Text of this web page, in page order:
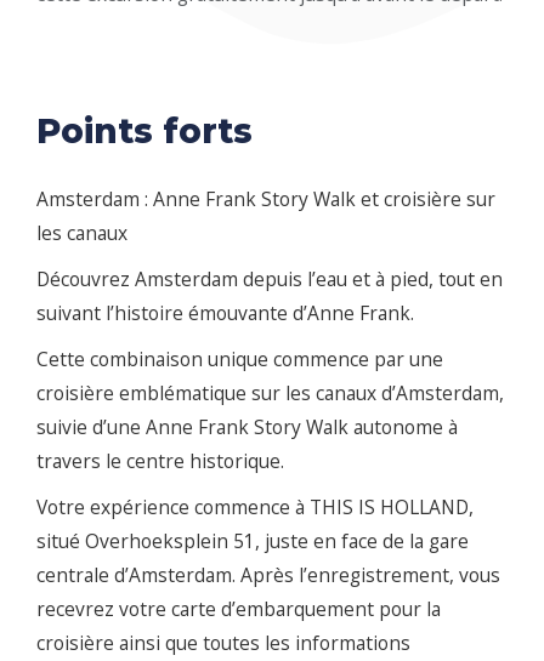
Points forts
Amsterdam : Anne Frank Story Walk et croisière sur
les canaux
Découvrez Amsterdam depuis l’eau et à pied, tout en
suivant l’histoire émouvante d’Anne Frank.
Cette combinaison unique commence par une
croisière emblématique sur les canaux d’Amsterdam,
suivie d’une Anne Frank Story Walk autonome à
travers le centre historique.
Votre expérience commence à THIS IS HOLLAND,
situé Overhoeksplein 51, juste en face de la gare
centrale d’Amsterdam. Après l’enregistrement, vous
recevrez votre carte d’embarquement pour la
croisière ainsi que toutes les informations